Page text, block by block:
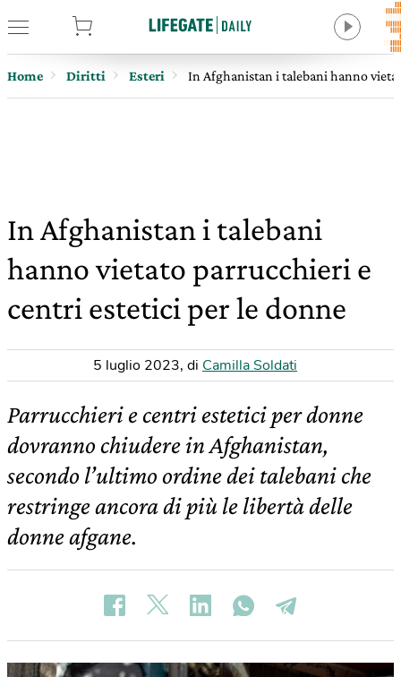
Home Diritti Esteri In Afghanistan i talebani hanno
In Afghanistan i talebani
hanno vietato parrucchieri e
centri estetici per le donne
5 luglio 2023, di Camilla Soldati
Parrucchieri e centri estetici per donne
dovranno chiudere in Afghanistan,
secondo l’ultimo ordine dei talebani che
restringe ancora di più le libertà delle
donne afgane.